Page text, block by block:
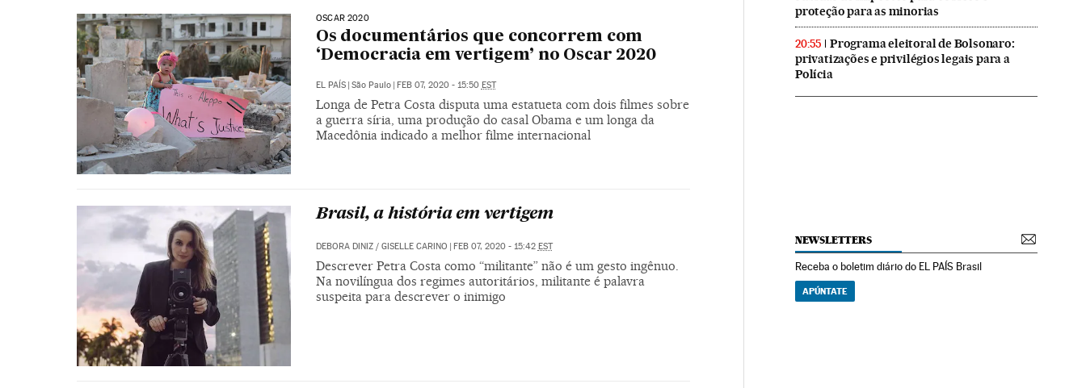
OSCAR 2020
Os documentários que concorrem com
‘Democracia em vertigem’ no Oscar 2020
EL PAÍS São Paulo FEB 07, 2020 - 15:50 EST
Longa de Petra Costa disputa uma estatueta com dois filmes sobre
a guerra síria, uma produção do casal Obama e um longa da
Macedônia indicado a melhor filme internacional
Brasil, a história em vertigem
DEBORA DINIZ/ GISELLE CARINO | FEB 07, 2020 - 15:42 EST
Descrever Petra Costa como “militante” não é um gesto ingênuo.
Na novilíngua dos regimes autoritários, militante é palavra
suspeita para descrever o inimigo
proteção para as minorias
20:55
Programa eleitoral de Bolsonaro:
privatizações e privilégios legais para a
Polícia
NEWSLETTERS
Receba o boletim diário do EL PAÍS Brasil
APÚNTATE